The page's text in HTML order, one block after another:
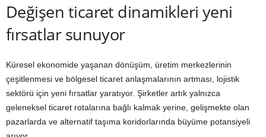
Değişen ticaret dinamikleri yeni
fırsatlar sunuyor
Küresel ekonomide yaşanan dönüşüm, üretim merkezlerinin
çeşitlenmesi ve bölgesel ticaret anlaşmalarının artması, lojistik
sektörü için yeni fırsatlar yaratıyor. Şirketler artık yalnızca
geleneksel ticaret rotalarına bağlı kalmak yerine, gelişmekte olan
pazarlarda ve alternatif taşıma koridorlarında büyüme potansiyeli